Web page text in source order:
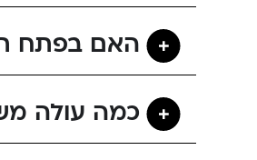
האם בפתח
כמה עולה